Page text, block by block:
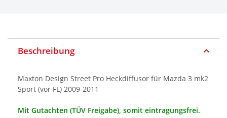
Beschreibung
Maxton Design Street Pro Heckdiffusor für Mazda 3 mk2
Sport (vor FL) 2009-2011
Mit Gutachten (TÜV Freigabe), somit eintragungsfrei.